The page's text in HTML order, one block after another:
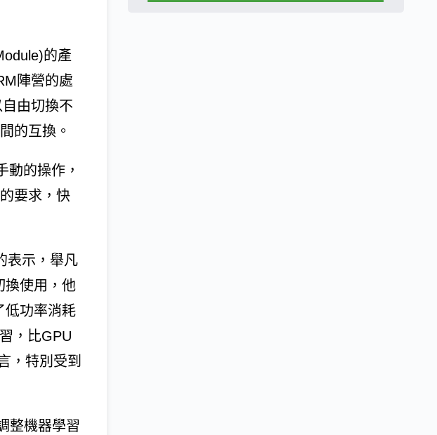
的產
陣營的處
由切換不
的互換。
動的操作，
要求，快
表示，舉凡
換使用，他
低功率消耗
，比GPU
，特別受到
整機器學習